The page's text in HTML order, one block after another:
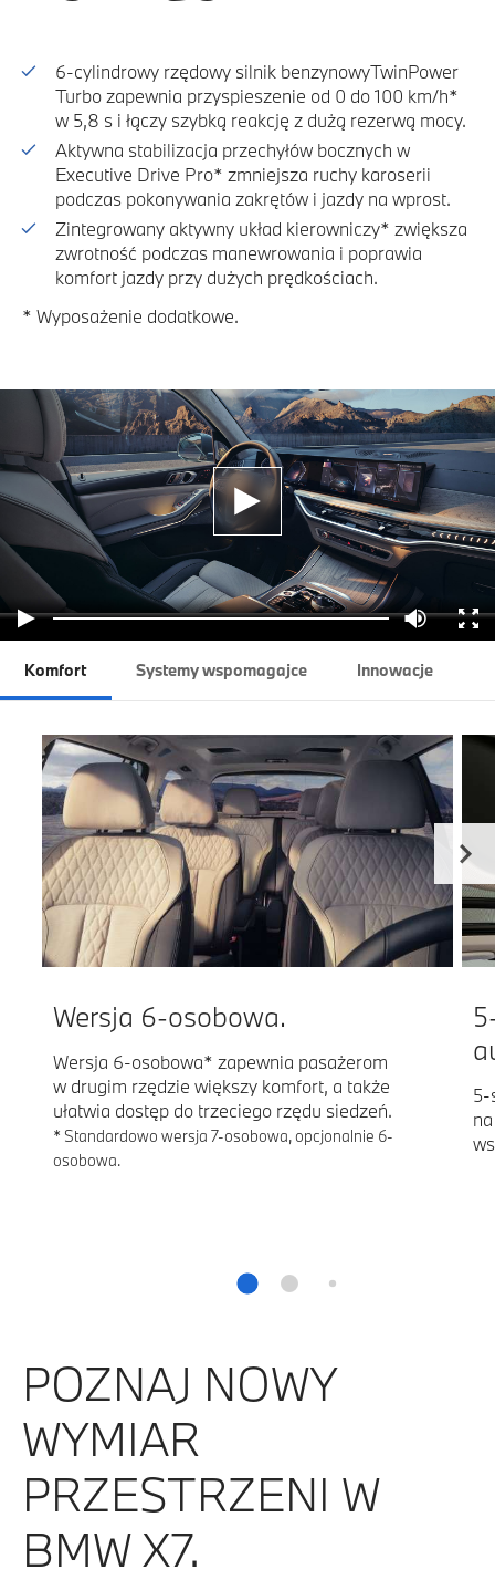
6-cylindrowy rzędowy silnik benzynowyTwinPower
Turbo zapewnia przyspieszenie od 0 do 100 km/h*
w 5,8 s i łączy szybką reakcję z dużą rezerwą mocy.
Aktywna stabilizacja przechyłów bocznych w
Executive Drive Pro* zmniejsza ruchy karoserii
podczas pokonywania zakrętów i jazdy na wprost.
Zintegrowany aktywny układ kierowniczy* zwiększa
zwrotność podczas manewrowania i poprawia
komfort jazdy przy dużych prędkościach.
* Wyposażenie dodatkowe.
Komfort Systemy wspomagajce Innowacje
Wersja 6-osobowa.
Wersja 6-osobowa* zapewnia pasażerom
w drugim rzędzie większy komfort, a także
ułatwia dostęp do trzeciego rzędu siedzeń.
* Standardowo wersja 7-osobowa, opcjonalnie 6-
osobowa.
5-
POZNAJ NOWY
WYMIAR
PRZESTRZENI W
BMW X7.